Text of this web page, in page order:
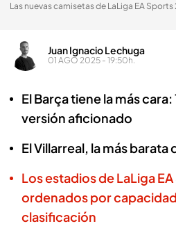
Las nuevas camisetas de LaLiga EA
Juan Ignacio Lechuga
01 AGO 2025 - 19:50h.
El Barça tiene la más
versión aficionado
El Villarreal, la más
Los estadios de LaLiga
ordenados por
clasificación